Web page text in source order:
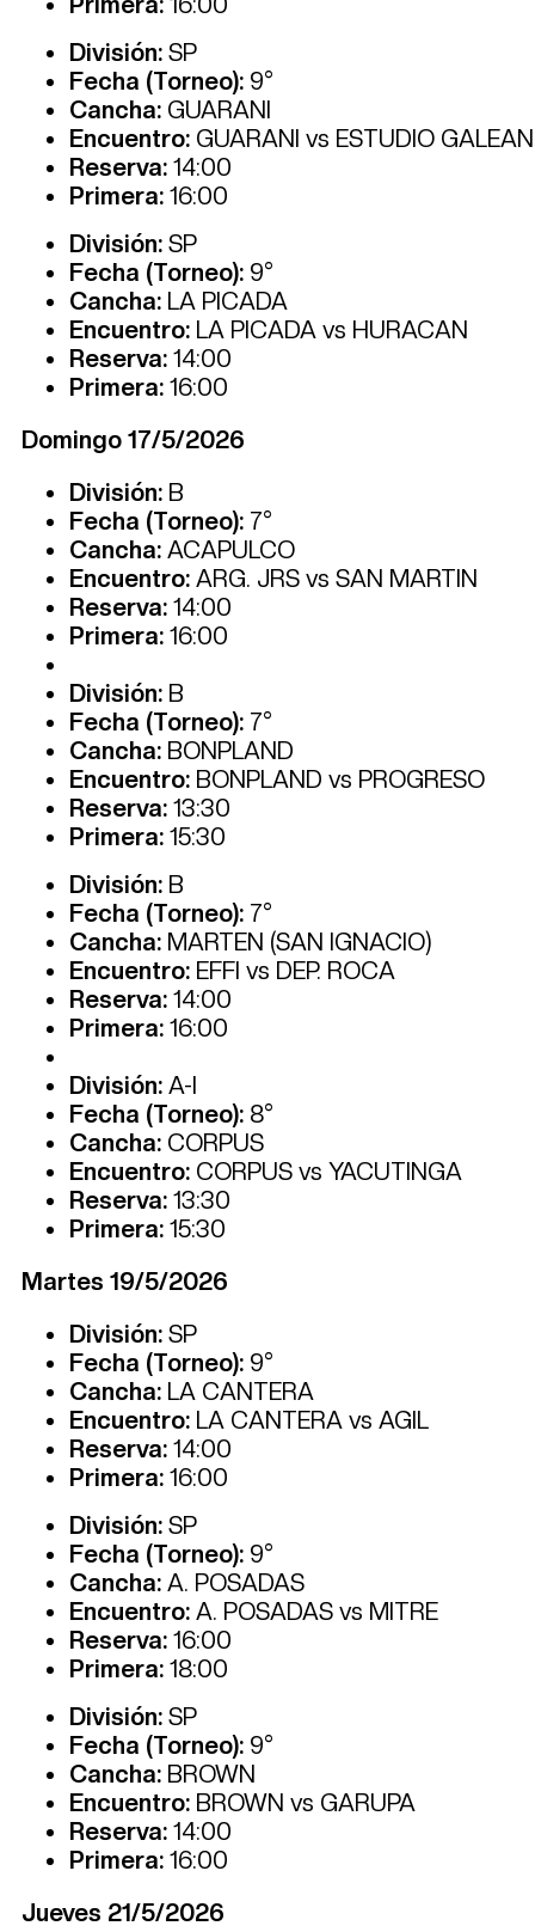
División: SP
Fecha (Torneo): 9°
Cancha: GUARANI
Encuentro: GUARANI vs ESTUDIO
Reserva: 14:00
Primera: 16:00
División: SP
Fecha (Torneo): 9°
Cancha: LA PICADA
Encuentro: LA PICADA vs HURACAN
Reserva: 14:00
Primera: 16:00
Domingo 17/5/2026
División: B
Fecha (Torneo): 7°
Cancha: ACAPULCO
Encuentro: ARG. JRS vs SAN MARTIN
Reserva: 14:00
Primera: 16:00
División: B
Fecha (Torneo): 7°
Cancha: BONPLAND
Encuentro: BONPLAND vs PROGRESO
Reserva: 13:30
Primera: 15:30
División: B
Fecha (Torneo): 7°
Cancha: MARTEN (SAN IGNACIO)
Encuentro: EFFI vs DEP. ROCA
Reserva: 14:00
Primera: 16:00
División: A-I
Fecha (Torneo): 8°
Cancha: CORPUS
Encuentro: CORPUS vs YACUTINGA
Reserva: 13:30
Primera: 15:30
Martes 19/5/2026
División: SP
Fecha (Torneo): 9°
Cancha: LA CANTERA
Encuentro: LA CANTERA vs AGIL
Reserva: 14:00
Primera: 16:00
División: SP
Fecha (Torneo): 9°
Cancha: A. POSADAS
Encuentro: A. POSADAS vs MITRE
Reserva: 16:00
Primera: 18:00
División: SP
Fecha (Torneo): 9°
Cancha: BROWN
Encuentro: BROWN vs GARUPA
Reserva: 14:00
Primera: 16:00
Jueves 21/5/2026